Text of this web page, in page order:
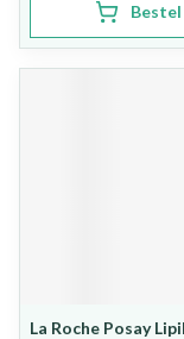
Bestel
La Roche Posay